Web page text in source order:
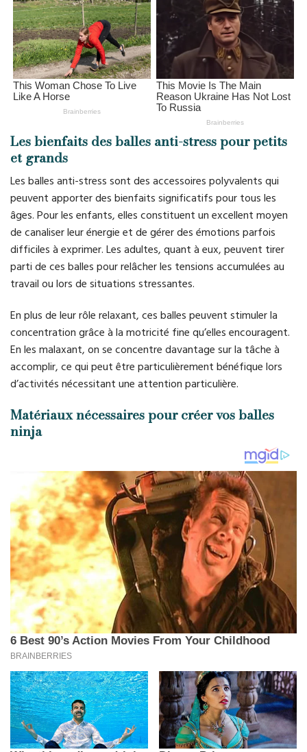
Les bienfaits des balles anti-stress pour petits
et grands
Les balles anti-stress sont des accessoires polyvalents qui
peuvent apporter des bienfaits significatifs pour tous les
âges. Pour les enfants, elles constituent un excellent moyen
de canaliser leur énergie et de gérer des émotions parfois
difficiles à exprimer. Les adultes, quant à eux, peuvent tirer
parti de ces balles pour relâcher les tensions accumulées au
travail ou lors de situations stressantes.
En plus de leur rôle relaxant, ces balles peuvent stimuler la
concentration grâce à la motricité fine qu’elles encouragent.
En les malaxant, on se concentre davantage sur la tâche à
accomplir, ce qui peut être particulièrement bénéfique lors
d’activités nécessitant une attention particulière.
Matériaux nécessaires pour créer vos balles
ninja